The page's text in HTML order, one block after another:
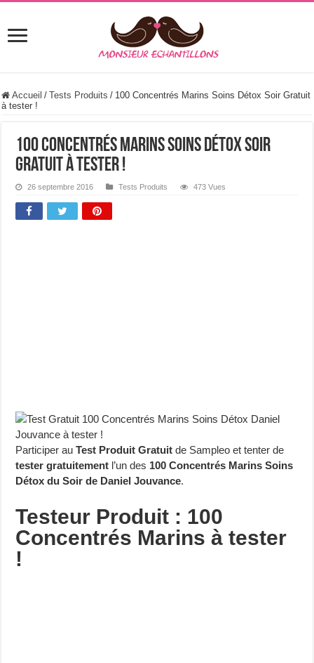
Accueil / Tests Produits / 100 Concentrés Marins Soins Détox Soir Gratuit
à tester !
100 Concentrés Marins Soins Détox Soir
Gratuit à tester !
26 septembre 2016 Tests Produits 473 Vues
Participer auTest Produit Gratuit de Sampleo et tenter de
tester gratuitement l’un des 100 Concentrés Marins Soins
Détox du Soir de Daniel Jouvance.
Testeur Produit : 100
Concentrés Marins à tester
!